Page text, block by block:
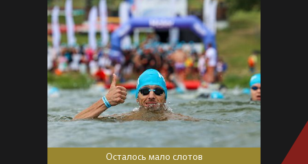
Осталось мало слотов